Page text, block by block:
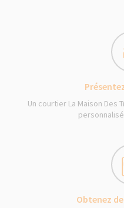
Un courtier La Maison Des
Obtenez